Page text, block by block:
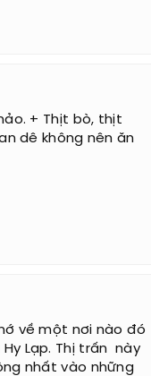
+ Thịt bò, thịt
dê không nên ăn
về một nơi nào đó
Lạp. Thị trấn này
nhất vào những